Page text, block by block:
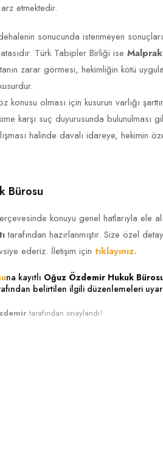
etmektedir.
sonucunda istenmeyen
Türk Tabipler Birliği ise
zarar görmesi, hekimliğin kötü
olması için kusurun varlığı
karşı suç duyurusunda bulunulması
halinde davalı idareye, hekimin
Bürosu
konuyu genel hatlarıyla ele
tarafından hazırlanmıştır. Size özel
ederiz. İletişim için tıklayınız.
na kayıtlı Oğuz Özdemir Hukuk
belirtilen ilgili düzenlemeleri
tarafından onaylandı!